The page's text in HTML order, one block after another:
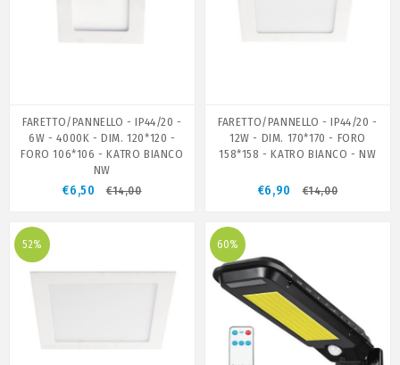
FARETTO/PANNELLO - IP44/20 -
6W - 4000K - DIM. 120*120 -
FORO 106*106 - KATRO BIANCO
NW
€6,50 €14,00
FARETTO/PANNELLO - IP44/20 -
12W - DIM. 170*170 - FORO
158*158 - KATRO BIANCO - NW
€6,90 €14,00
52% 60%